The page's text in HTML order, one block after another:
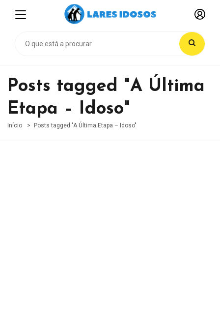
Posts tagged "A Última
Etapa – Idoso"
Início Posts tagged "A Última Etapa – Idoso"